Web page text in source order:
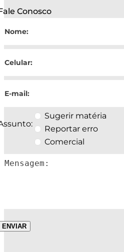
Conosco
Sugerir matéria
Reportar erro
Comercial
ENVIAR